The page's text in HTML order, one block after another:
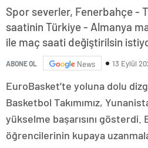
Spor severler, Fenerbahçe -
saatinin Türkiye - Almanya
ile maç saati değiştirilsin
ABONE OL News 13 Eylül
EuroBasket’te yoluna dolu
Basketbol Takımımız,
yükselme başarısını gösterdi.
öğrencilerinin kupaya